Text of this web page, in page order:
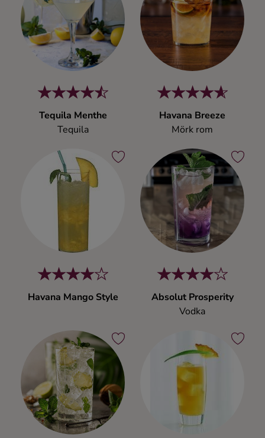
Tequila Menthe
Tequila
Havana Breeze
Mörk rom
Havana Mango Style
Absolut Prosperity
Vodka